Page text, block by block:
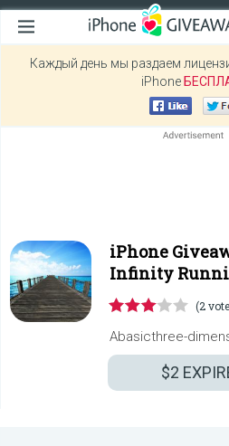
Каждый день мы раздаем
iPhone
iPhone
Infinity
(2
Abasicthree-
$2